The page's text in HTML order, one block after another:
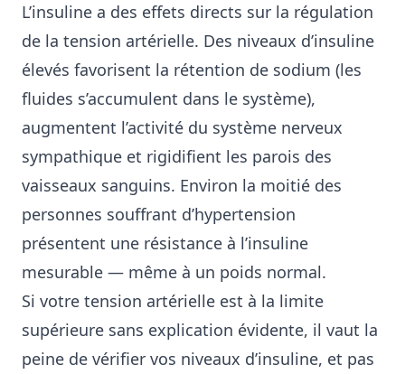
L’insuline a des effets directs sur la régulation
de la tension artérielle. Des niveaux d’insuline
élevés favorisent la rétention de sodium (les
fluides s’accumulent dans le système),
augmentent l’activité du système nerveux
sympathique et rigidifient les parois des
vaisseaux sanguins. Environ la moitié des
personnes souffrant d’hypertension
présentent une résistance à l’insuline
mesurable — même à un poids normal.
Si votre tension artérielle est à la limite
supérieure sans explication évidente, il vaut la
peine de vérifier vos niveaux d’insuline, et pas